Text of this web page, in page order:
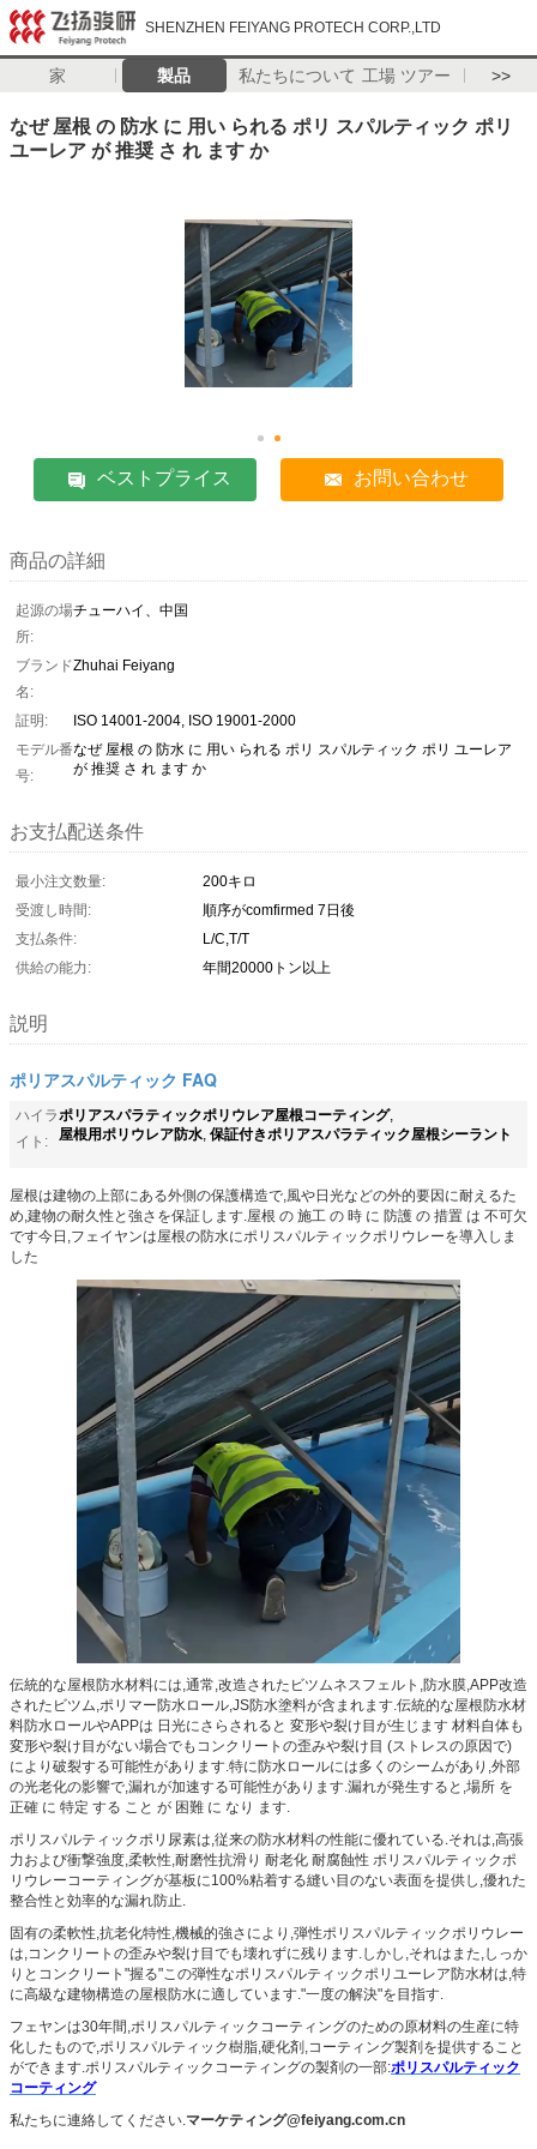
SHENZHEN FEIYANG PROTECH CORP.,LTD
家 製品 私たちについて 工場 ツアー >>
なぜ 屋根 の 防水 に 用い られる ポリ スパルティック ポリ
ユーレア が 推奨 さ れ ます か
ベストプライス お問い合わせ
商品の詳細
起源の場
所:
チューハイ、中国
ブランド
名:
Zhuhai Feiyang
証明:
ISO 14001-2004, ISO 19001-2000
モデル番
号:
なぜ 屋根 の 防水 に 用い られる ポリ スパルティック ポリ ユーレア
が 推奨 さ れ ます か
お支払配送条件
最小注文数量:
200キロ
受渡し時間:
順序がcomfirmed 7日後
支払条件:
L/C,T/T
供給の能力:
年間20000トン以上
説明
ポリアスパルティック FAQ
ハイラ
イト:
ポリアスパラティックポリウレア屋根コーティング,
屋根用ポリウレア防水, 保証付きポリアスパラティック屋根シーラント
屋根は建物の上部にある外側の保護構造で,風や日光などの外的要因に耐えるた
め,建物の耐久性と強さを保証します.屋根 の 施工 の 時 に 防護 の 措置 は 不可欠
です今日,フェイヤンは屋根の防水にポリスパルティックポリウレーを導入しま
した
伝統的な屋根防水材料には,通常,改造されたビツムネスフェルト,防水膜,APP改造
されたビツム,ポリマー防水ロール,JS防水塗料が含まれます.伝統的な屋根防水材
料防水ロールやAPPは 日光にさらされると 変形や裂け目が生じます 材料自体も
変形や裂け目がない場合でもコンクリートの歪みや裂け目 (ストレスの原因で)
により破裂する可能性があります.特に防水ロールには多くのシームがあり,外部
の光老化の影響で,漏れが加速する可能性があります.漏れが発生すると,場所 を
正確 に 特定 する こと が 困難 に なり ます.
ポリスパルティックポリ尿素は,従来の防水材料の性能に優れている.それは,高張
力および衝撃強度,柔軟性,耐磨性抗滑り 耐老化 耐腐蝕性 ポリスパルティックポ
リウレーコーティングが基板に100%粘着する縫い目のない表面を提供し,優れた
整合性と効率的な漏れ防止.
固有の柔軟性,抗老化特性,機械的強さにより,弾性ポリスパルティックポリウレー
は,コンクリートの歪みや裂け目でも壊れずに残ります.しかし,それはまた,しっか
りとコンクリート"握る"この弾性なポリスパルティックポリユーレア防水材は,特
に高級な建物構造の屋根防水に適しています."一度の解決"を目指す.
フェヤンは30年間,ポリスパルティックコーティングのための原材料の生産に特
化したもので,ポリスパルティック樹脂,硬化剤,コーティング製剤を提供すること
ができます.ポリスパルティックコーティングの製剤の一部:ポリスパルティック
コーティング
私たちに連絡してください.マーケティング@feiyang.com.cn